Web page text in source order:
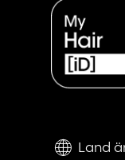
Land